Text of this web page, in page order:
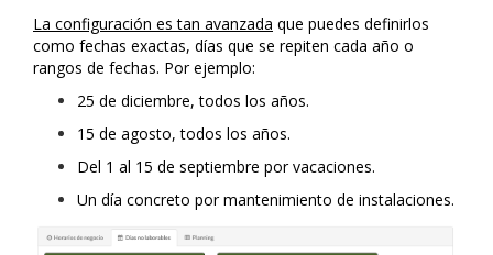
La configuración es tan avanzada que puedes definirlos
como fechas exactas, días que se repiten cada año o
rangos de fechas. Por ejemplo:
25 de diciembre, todos los años.
15 de agosto, todos los años.
Del 1 al 15 de septiembre por vacaciones.
Un día concreto por mantenimiento de instalaciones.